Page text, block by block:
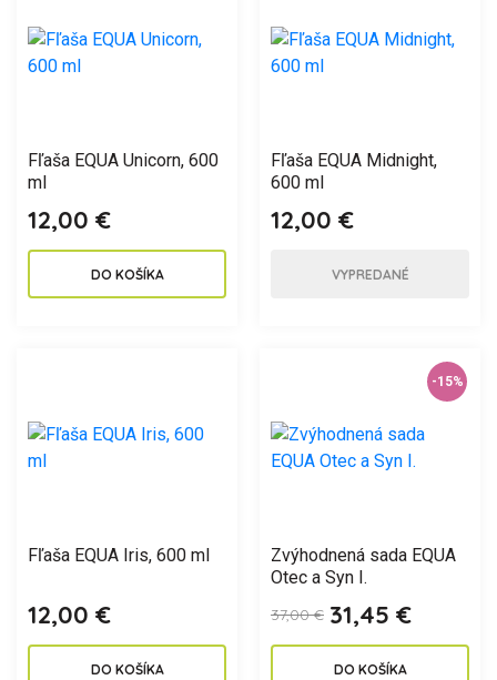
Fľaša EQUA Unicorn, 600
ml
12,00 €
DO KOŠÍKA
Fľaša EQUA Midnight,
600 ml
12,00 €
VYPREDANÉ
Fľaša EQUA Iris, 600 ml
12,00 €
DO KOŠÍKA
-15%
Zvýhodnená sada EQUA
Otec a Syn I.
37,00 € 31,45 €
DO KOŠÍKA